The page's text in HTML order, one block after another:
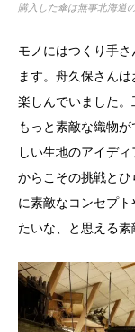
購入した傘は無事北海道
モノにはつくり手
ます。舟久保さん
楽しんでいました
もっと素敵な織物
しい生地のアイデ
からこその挑戦と
に素敵なコンセプ
たいな、と思える素